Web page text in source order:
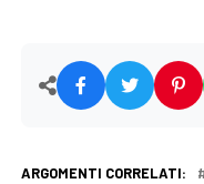
ARGOMENTI CORRELATI: